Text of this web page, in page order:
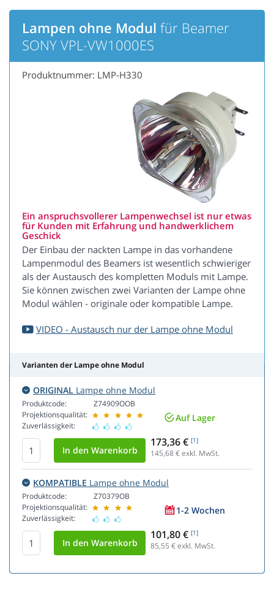
Lampen ohne Modul für Beamer
SONY VPL-VW1000ES
Produktnummer: LMP-H330
Ein anspruchsvollerer Lampenwechsel ist nur etwas
für Kunden mit Erfahrung und handwerklichem
Geschick
Der Einbau der nackten Lampe in das vorhandene
Lampenmodul des Beamers ist wesentlich schwieriger
als der Austausch des kompletten Moduls mit Lampe.
Sie können zwischen zwei Varianten der Lampe ohne
Modul wählen - originale oder kompatible Lampe.
VIDEO - Austausch nur der Lampe ohne Modul
Varianten der Lampe ohne Modul
ORIGINAL Lampe ohne Modul
Produktcode:
Projektionsqualität:
Zuverlässigkeit:
Z74909OOB
Auf Lager
173,36 € [1]
145,68€ exkl. MwSt.
KOMPATIBLE Lampe ohne Modul
Produktcode:
Projektionsqualität:
Zuverlässigkeit:
Z70379OB
1-2 Wochen
101,80 € [1]
85,55 € exkl. MwSt.